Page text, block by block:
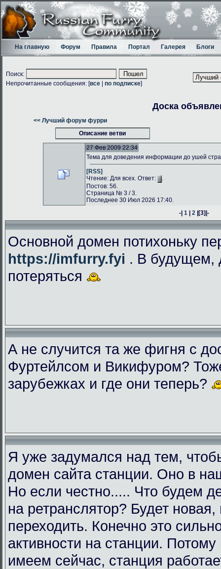
На главную Форум Правила Портал Галерея Блоги
Поиск:
Непрочитанные сообщения: [все по подписке]
Доска
<< Лучший форум фурри
Описание ветви
27 Фев 2009 22:34
Тема для доведения информации до ушей
[RSS]
Чтение: Для всех. Ответ:
.
Постов: 56.
Страница № 3 / 3.
Последнее 30 Июл 2026 17:40.
-|1 |2 |[3]|-
Основной домен потихоньку
https://imfurry.fyi . В будущем,
потеряться
А не случится та же фигня с
Фуртейлсом и Викифуром?
зарубежках и где они теперь?
Я уже задумался над тем,
домен сайта станции. Оно в
Но если честно..... Что будем
на ретранслятор? Будет
переходить. Конечно это
активности на станции. Потому
имеем сейчас, станция